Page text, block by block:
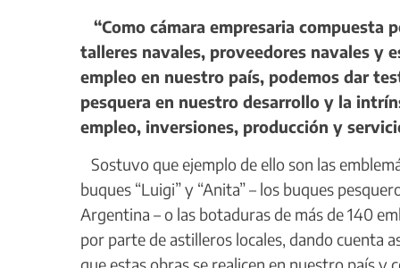
“Como cámara empresaria compuesta
talleres navales, proveedores navales y
empleo en nuestro país, podemos dar
pesquera en nuestro desarrollo y la
empleo, inversiones, producción y
Sostuvo que ejemplo de ello son las
buques “Luigi” y “Anita” – los buques
Argentina – o las botaduras de más de 140
por parte de astilleros locales, dando cuenta